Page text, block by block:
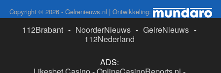
Copyright © 2026 - Gelrenieuws.nl | Ontwikkeling:
112Brabant - NoorderNieuws - GelreNieuws -
112Nederland
ADS: